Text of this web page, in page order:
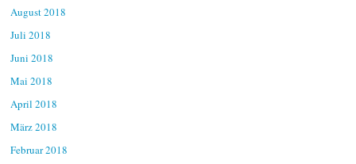
August 2018
Juli 2018
Juni 2018
Mai 2018
April 2018
März 2018
Februar 2018